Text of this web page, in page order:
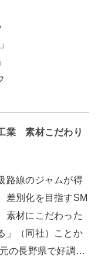
業 素材こだわり
路線のジャムが得
差別化を目指すSM
素材にこだわった
」（同社）ことか
の長野県で好調…